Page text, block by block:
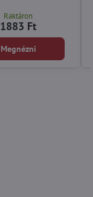
Raktáron
1883 Ft
Megnézni